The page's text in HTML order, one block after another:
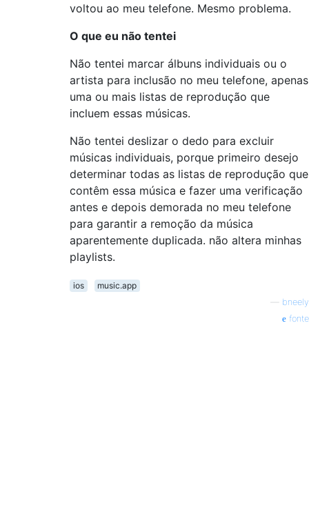
voltou ao meu telefone. Mesmo problema.
O que eu não tentei
Não tentei marcar álbuns individuais ou o
artista para inclusão no meu telefone, apenas
uma ou mais listas de reprodução que
incluem essas músicas.
Não tentei deslizar o dedo para excluir
músicas individuais, porque primeiro desejo
determinar todas as listas de reprodução que
contêm essa música e fazer uma verificação
antes e depois demorada no meu telefone
para garantir a remoção da música
aparentemente duplicada. não altera minhas
playlists.
ios
music.app
bneely
fonte